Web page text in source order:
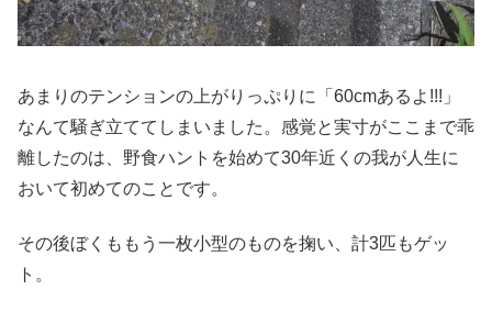
あまりのテンションの上がりっぷりに「60cmあるよ!!!」
なんて騒ぎ立ててしまいました。感覚と実寸がここまで乖
離したのは、野食ハントを始めて30年近くの我が人生に
おいて初めてのことです。
その後ぼくももう一枚小型のものを掬い、計3匹もゲッ
ト。